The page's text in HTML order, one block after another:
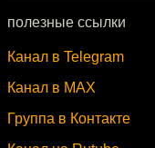
полезные ссылки
Канал в Telegram
Канал в MAX
Группа в Контакте